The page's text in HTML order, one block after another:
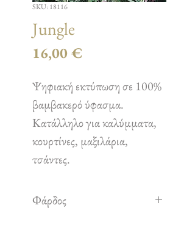
SKU: 18116
Jungle
16,00 €
Ψηφιακή εκτύπωση σε 100%
βαμβακερό ύφασμα.
Κατάλληλο για καλύμματα,
κουρτίνες, μαξιλάρια,
τσάντες.
Φάρδος